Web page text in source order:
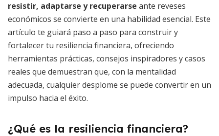
resistir, adaptarse y recuperarse ante reveses
económicos se convierte en una habilidad esencial. Este
artículo te guiará paso a paso para construir y
fortalecer tu resiliencia financiera, ofreciendo
herramientas prácticas, consejos inspiradores y casos
reales que demuestran que, con la mentalidad
adecuada, cualquier desplome se puede convertir en un
impulso hacia el éxito.
¿Qué es la resiliencia financiera?